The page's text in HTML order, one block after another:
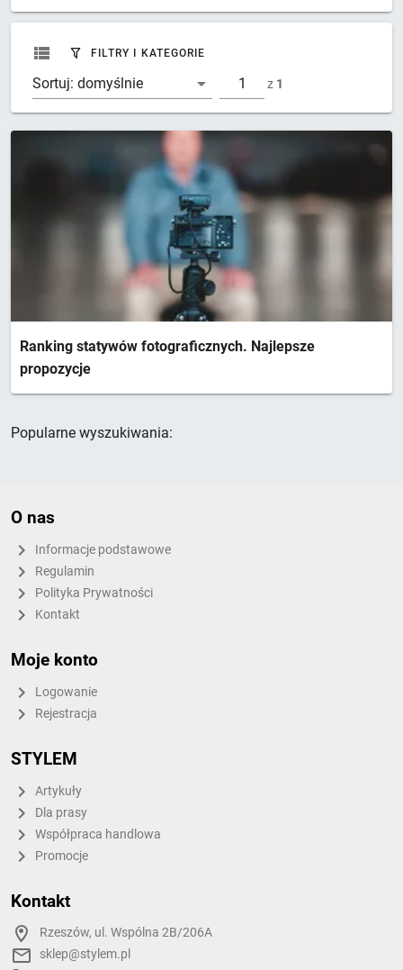
FILTRY I KATEGORIE
Sortuj: domyślnie z 1
Ranking statywów fotograficznych. Najlepsze
propozycje
Popularne wyszukiwania:
O nas
Informacje podstawowe
Regulamin
Polityka Prywatności
Kontakt
Moje konto
Logowanie
Rejestracja
STYLEM
Artykuły
Dla prasy
Współpraca handlowa
Promocje
Kontakt
Rzeszów, ul. Wspólna 2B/206A
sklep@stylem.pl